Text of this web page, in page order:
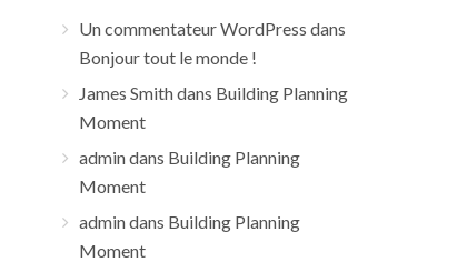
Un commentateur WordPress dans
Bonjour tout le monde !
James Smithdans Building Planning
Moment
admindans Building Planning
Moment
admindans Building Planning
Moment